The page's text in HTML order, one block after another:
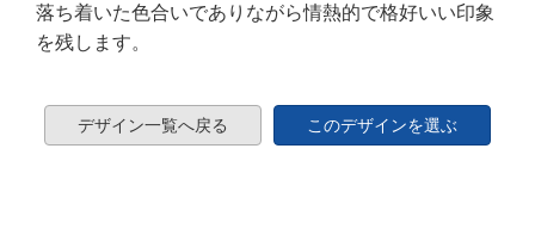
落ち着いた色合いでありながら情熱的で格好いい印象
を残します。
デザイン一覧へ戻る このデザインを選ぶ